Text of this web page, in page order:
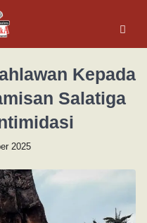
Kepada
Salatiga
2025